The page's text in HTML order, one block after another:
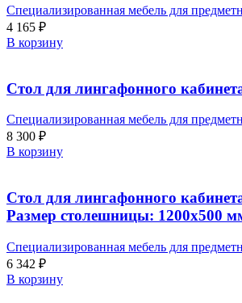
Специализированная мебель для
4 165 ₽
В корзину
Стол для лингафонного
Специализированная мебель для
8 300 ₽
В корзину
Стол для лингафонного
Размер столешницы: 1200х500
Специализированная мебель для
6 342 ₽
В корзину